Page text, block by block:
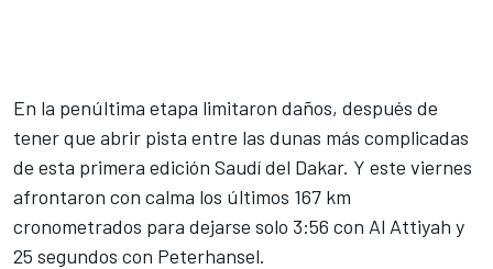
En la penúltima etapa limitaron daños, después de
tener que abrir pista entre las dunas más complicadas
de esta primera edición Saudí del Dakar. Y este viernes
afrontaron con calma los últimos 167 km
cronometrados para dejarse solo 3:56 con Al Attiyah y
25 segundos con Peterhansel.